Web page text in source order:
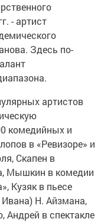
- артист
Здесь по-
артистов
комедийных и
в «Ревизоре» и
Скапен в
Мышкин в комедии
Кузяк в пьесе
Н. Айзмана,
Андрей в спектакле